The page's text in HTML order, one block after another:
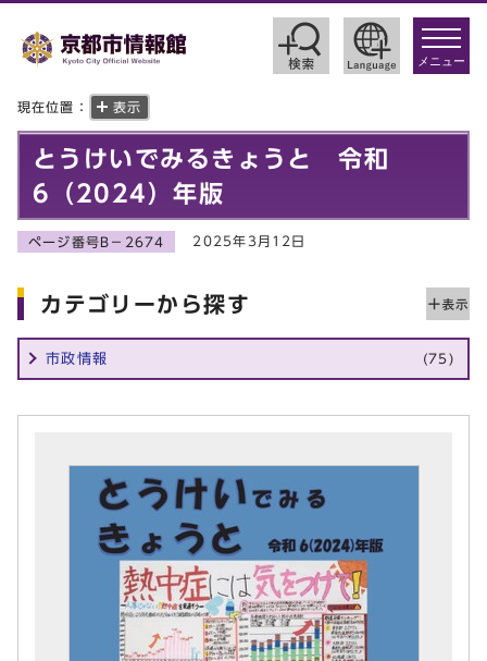
toggle
メニュー
現在位置： 表示
とうけいでみるきょうと 令和
6（2024）年版
ページ番号B－2674 2025年3月12日
カテゴリーから探す
市政情報 (75)